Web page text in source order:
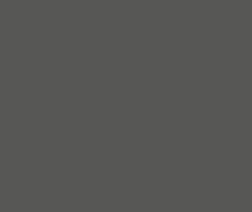
não residente no Brasil
de renda à alíquota
isenções e reduções do
O responsável
do imposto de renda
auferidos no País, por
ou domiciliada no
localizados no Brasil é o